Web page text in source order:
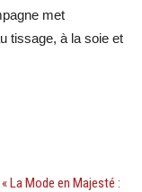
met
tissage, à la soie et
La Mode en Majesté :